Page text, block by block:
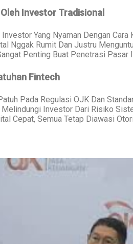
Investor Tradisional
Yang Nyaman Dengan
Nggak Rumit Dan Justru
Penting Buat Penetrasi Pasar
Fintech
Pada Regulasi OJK Dan
Investor Dari Risiko
Cepat, Semua Tetap Diawasi